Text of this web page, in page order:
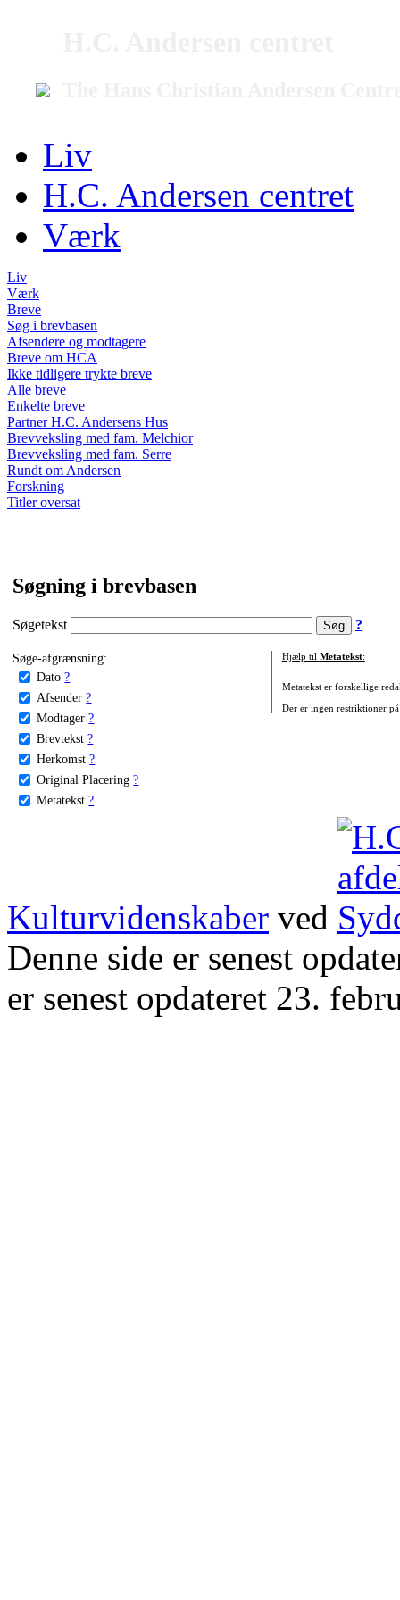
Liv
H.C. Andersen centret
Værk
Liv
Værk
Breve
Søg i brevbasen
Afsendere og modtagere
Breve om HCA
Ikke tidligere trykte breve
Alle breve
Enkelte breve
Partner H.C. Andersens Hus
Brevveksling med fam. Melchior
Brevveksling med fam. Serre
Rundt om Andersen
Forskning
Titler oversat
Søgning i brevbasen
Søgetekst ?
Søge-afgrænsning:
Dato ?
Afsender ?
Modtager ?
Brevtekst ?
Herkomst ?
Original Placering ?
Metatekst ?
Hjælp til Metatekst:
Metatekst er forskellige
Der er ingen restriktioner
Kulturvidenskaber ved
Denne side er senest
er senest opdateret 23.